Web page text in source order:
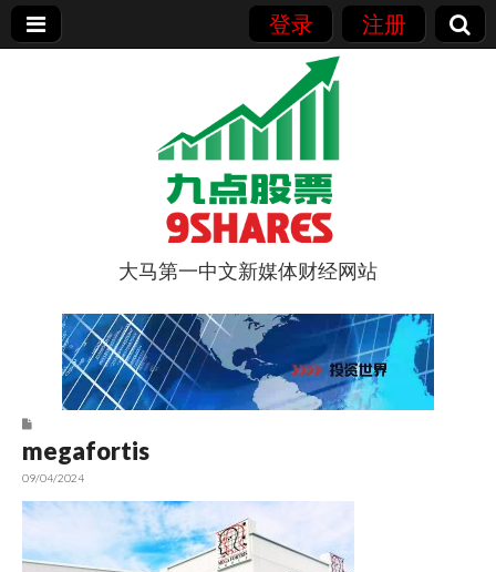
登录 注册
9点股票
大马第一中文新媒体财经网站
megafortis
09/04/2024